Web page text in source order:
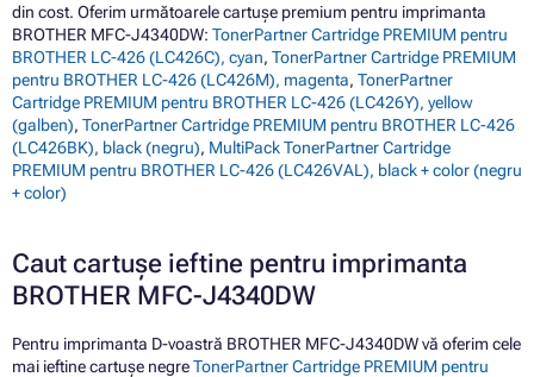
din cost. Oferim următoarele cartușe premium pentru imprimanta
BROTHER MFC-J4340DW: TonerPartner Cartridge PREMIUM pentru
BROTHER LC-426 (LC426C), cyan, TonerPartner Cartridge PREMIUM
pentru BROTHER LC-426 (LC426M), magenta, TonerPartner
Cartridge PREMIUM pentru BROTHER LC-426 (LC426Y), yellow
(galben), TonerPartner Cartridge PREMIUM pentru BROTHER LC-426
(LC426BK), black (negru), MultiPack TonerPartner Cartridge
PREMIUM pentru BROTHER LC-426 (LC426VAL), black + color (negru
+ color)
Caut cartușe ieftine pentru imprimanta
BROTHER MFC-J4340DW
Pentru imprimanta D-voastră BROTHER MFC-J4340DW vă oferim cele
mai ieftine cartușe negreTonerPartner Cartridge PREMIUM pentru